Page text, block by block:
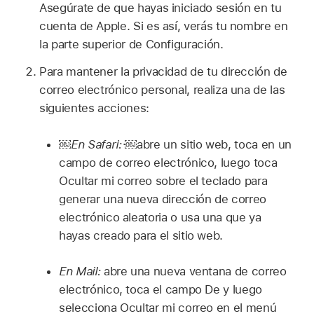
Asegúrate de que hayas iniciado sesión en tu
cuenta de Apple. Si es así, verás tu nombre en
la parte superior de Configuración.
Para mantener la privacidad de tu dirección de
correo electrónico personal, realiza una de las
siguientes acciones:
￼En Safari:·￼abre un sitio web, toca en un
campo de correo electrónico, luego toca
Ocultar mi correo sobre el teclado para
generar una nueva dirección de correo
electrónico aleatoria o usa una que ya
hayas creado para el sitio web.
En Mail:abre una nueva ventana de correo
electrónico, toca el campo De y luego
selecciona Ocultar mi correo en el menú